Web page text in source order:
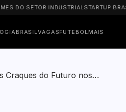
SETOR INDUSTRIALSTARTUP
BRASILVAGASFUTEBOLMAIS
Craques do Futuro nos…